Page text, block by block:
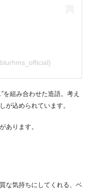
を組み合わせた造語。考え
が込められています。
あります。
な気持ちにしてくれる、ベ